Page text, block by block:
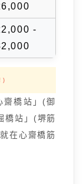
-
)
齋橋站」(御
橋站」(堺筋
在心齋橋筋